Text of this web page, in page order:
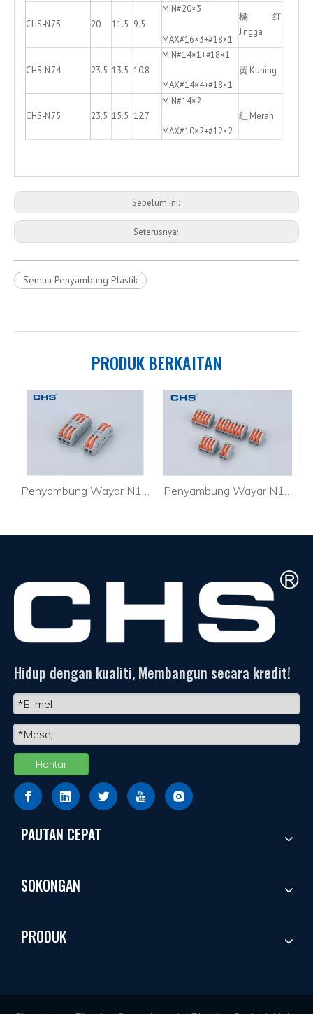
CHS-N73 20 11.5 9.5
MIN#20×3
MAX#16×3+#18×1
橘红
Jingga
CHS-N74 23.5 13.5 10.8
MIN#14×1+#18×1
MAX#14×4+#18×1
黄 Kuning
CHS-N75 23.5 15.5 12.7
MIN#14×2
MAX#10×2+#12×2
红 Merah
Sebelum ini:
Seterusnya:
Semua Penyambung Plastik
PRODUK BERKAITAN
Hidup dengan kualiti, Membangun secara kredit!
Hantar
PAUTAN CEPAT
SOKONGAN
PRODUK